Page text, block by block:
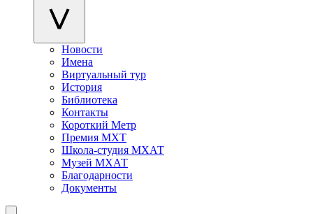
Новости
Имена
Виртуальный тур
История
Библиотека
Контакты
Короткий Метр
Премия МХТ
Школа-студия МХАТ
Музей МХАТ
Благодарности
Документы